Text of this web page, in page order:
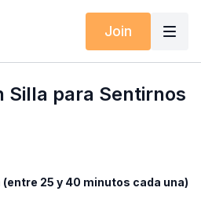
Join
Silla para Sentirnos
(entre 25 y 40 minutos cada una)